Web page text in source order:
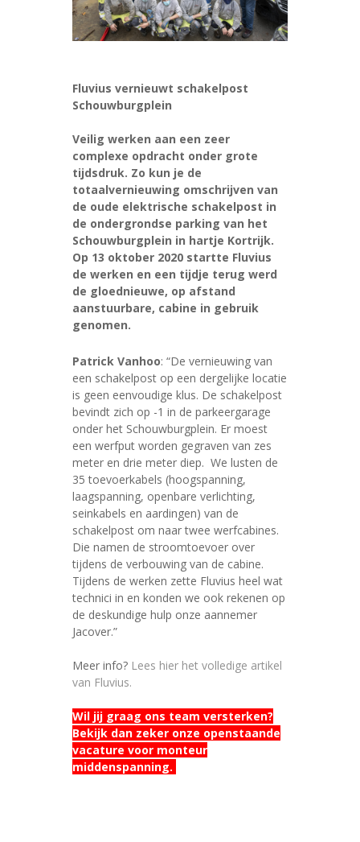
Fluvius vernieuwt schakelpost
Schouwburgplein
Veilig werken aan een zeer
complexe opdracht onder grote
tijdsdruk. Zo kun je de
totaalvernieuwing omschrijven van
de oude elektrische schakelpost in
de ondergrondse parking van het
Schouwburgplein in hartje Kortrijk.
Op 13 oktober 2020 startte Fluvius
de werken en een tijdje terug werd
de gloednieuwe, op afstand
aanstuurbare, cabine in gebruik
genomen.
Patrick Vanhoo: “De vernieuwing van
een schakelpost op een dergelijke locatie
is geen eenvoudige klus. De schakelpost
bevindt zich op -1 in de parkeergarage
onder het Schouwburgplein. Er moest
een werfput worden gegraven van zes
meter en drie meter diep. We lusten de
35 toevoerkabels (hoogspanning,
laagspanning, openbare verlichting,
seinkabels en aardingen) van de
schakelpost om naar twee werfcabines.
Die namen de stroomtoevoer over
tijdens de verbouwing van de cabine.
Tijdens de werken zette Fluvius heel wat
technici in en konden we ook rekenen op
de deskundige hulp onze aannemer
Jacover.”
Meer info? Lees hier het volledige artikel
van Fluvius.
Wil jij graag ons team versterken?
Bekijk dan zeker onze openstaande
vacature voor monteur
middenspanning.